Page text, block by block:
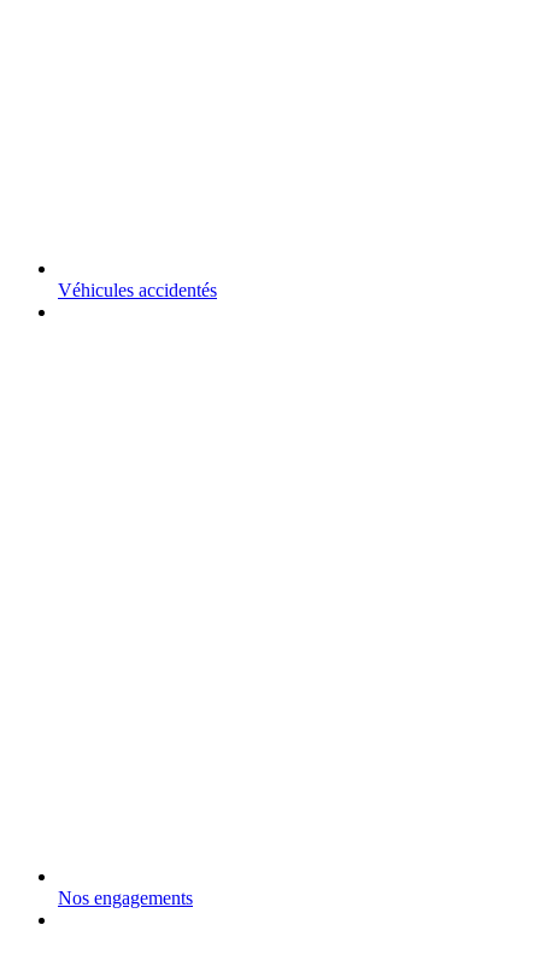
Véhicules accidentés
Nos engagements